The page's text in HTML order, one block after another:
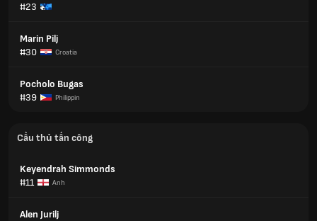
#23
Marin Pilj
#30
Croatia
Pocholo Bugas
#39
Philippin
Cầu thủ tấn công
Keyendrah Simmonds
#11
Anh
Alen Jurilj